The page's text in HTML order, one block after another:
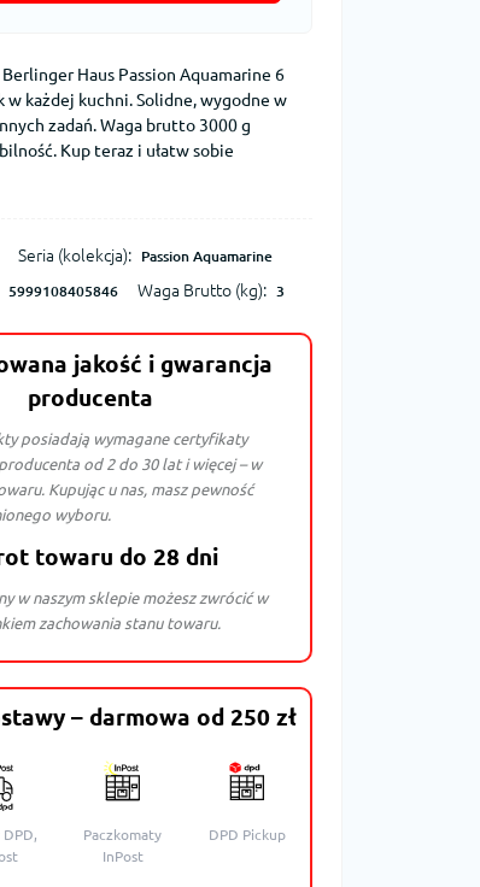
Haus Passion Aquamarine 6
każdej kuchni. Solidne, wygodne w
zadań. Waga brutto 3000 g
Kup teraz i ułatw sobie
Seria (kolekcja): Passion Aquamarine
5999108405846 Waga Brutto (kg): 3
jakość i gwarancja
producenta
posiadają wymagane certyfikaty
od 2 do 30 lat i więcej – w
Kupując u nas, masz pewność
wyboru.
towaru do 28 dni
w naszym sklepie możesz zwrócić w
zachowania stanu towaru.
– darmowa od 250 zł
Paczkomaty
InPost
DPD Pickup